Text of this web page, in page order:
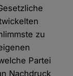
zu
Partei
Nachdruck